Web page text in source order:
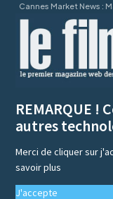
Cannes Market News :
REMARQUE !
autres
Merci de cliquer sur
savoir plus
J'accepte